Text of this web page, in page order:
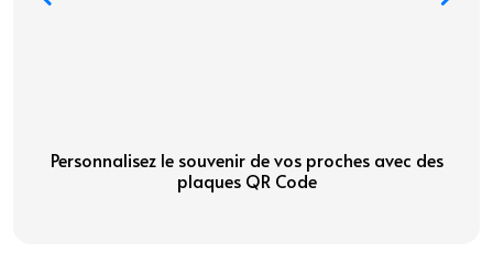
Personnalisez le souvenir de vos proches avec des
plaques QR Code